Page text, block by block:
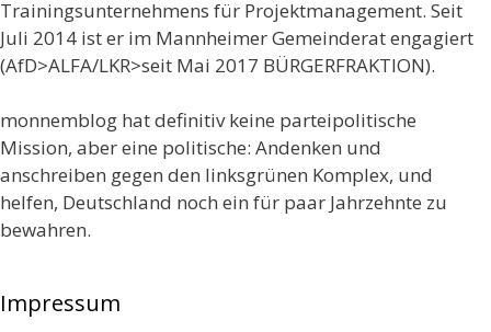
Trainingsunternehmens für Projektmanagement. Seit
Juli 2014 ist er im Mannheimer Gemeinderat engagiert
(AfD>ALFA/LKR>seit Mai 2017 BÜRGERFRAKTION).
monnemblog hat definitiv keine parteipolitische
Mission, aber eine politische: Andenken und
anschreiben gegen den linksgrünen Komplex, und
helfen, Deutschland noch ein für paar Jahrzehnte zu
bewahren.
Impressum